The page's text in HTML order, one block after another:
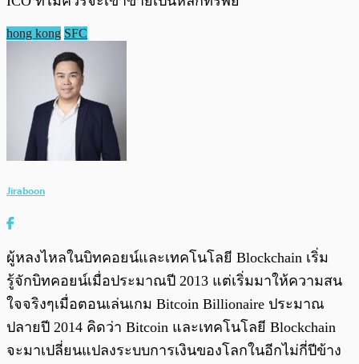
hong kong SFC
Jiraboon
ผู้หลงไหลในบิทคอยน์และเทคโนโลยี Blockchain เริ่ม
รู้จักบิทคอยน์เมื่อประมาณปี 2013 แต่เริ่มมาให้ความสน
ใจจริงๆเมื่อตอนเล่นเกม Bitcoin Billionaire ประมาณ
ปลายปี 2014 คิดว่า Bitcoin และเทคโนโลยี Blockchain
จะมาเปลี่ยนแปลงระบบการเงินของโลกในอีกไม่กี่ปีข้าง